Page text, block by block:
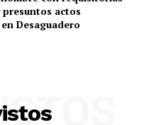
actos
Desaguadero